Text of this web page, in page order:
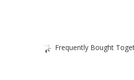
Frequently Bought